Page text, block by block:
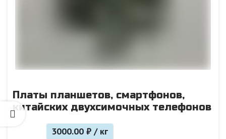
Платы планшетов, смартфонов,
китайских двухсимочных телефонов
3000.00 ₽ / кг